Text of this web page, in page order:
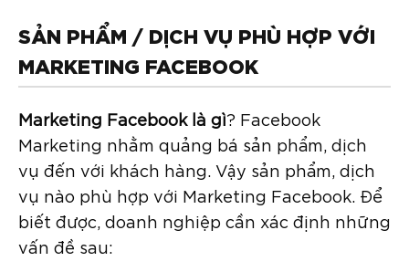
SẢN PHẨM / DỊCH VỤ PHÙ HỢP VỚI
MARKETING FACEBOOK
Marketing Facebook là gì? Facebook
Marketing nhằm quảng bá sản phẩm, dịch
vụ đến với khách hàng. Vậy sản phẩm, dịch
vụ nào phù hợp với Marketing Facebook. Để
biết được, doanh nghiệp cần xác định những
vấn đề sau: